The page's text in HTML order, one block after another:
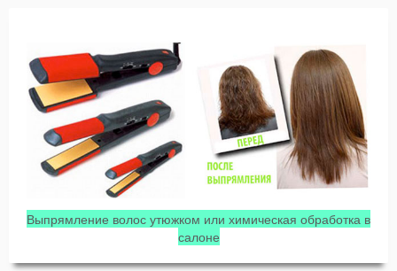
Выпрямление волос утюжком или химическая обработка в
салоне